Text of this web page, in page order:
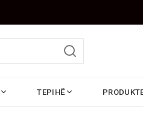
TEPIHË